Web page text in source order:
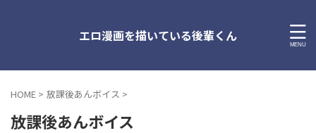
エロ漫画を描いている後輩くん
HOME > 放課後あんボイス >
放課後あんボイス